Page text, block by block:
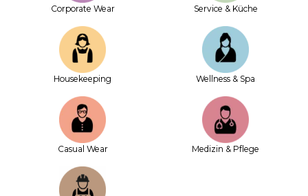
Corporate Wear Service & Küche
House­keeping Wellness & Spa
Casual Wear Medizin & Pflege